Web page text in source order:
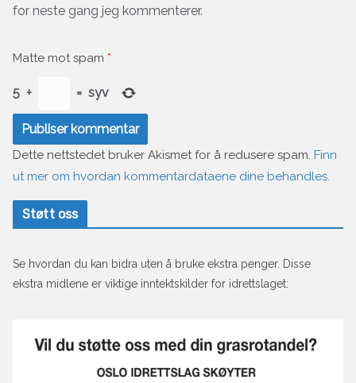
for neste gang jeg kommenterer.
Matte mot spam *
5 + = syv
Dette nettstedet bruker Akismet for å redusere spam. Finn
ut mer om hvordan kommentardataene dine behandles.
Støtt oss
Se hvordan du kan bidra uten å bruke ekstra penger. Disse
ekstra midlene er viktige inntektskilder for idrettslaget: